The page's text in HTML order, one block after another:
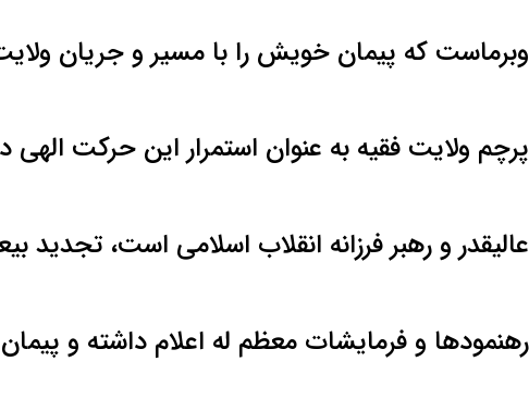
وبرماست که پیمان خویش را با مسیر و جریان
پرچم ولایت فقیه به عنوان استمرار این حرکت
عالیقدر و رهبر فرزانه انقلاب اسلامی است، تجدید
رهنمودها و فرمایشات معظم له اعلام داشته و